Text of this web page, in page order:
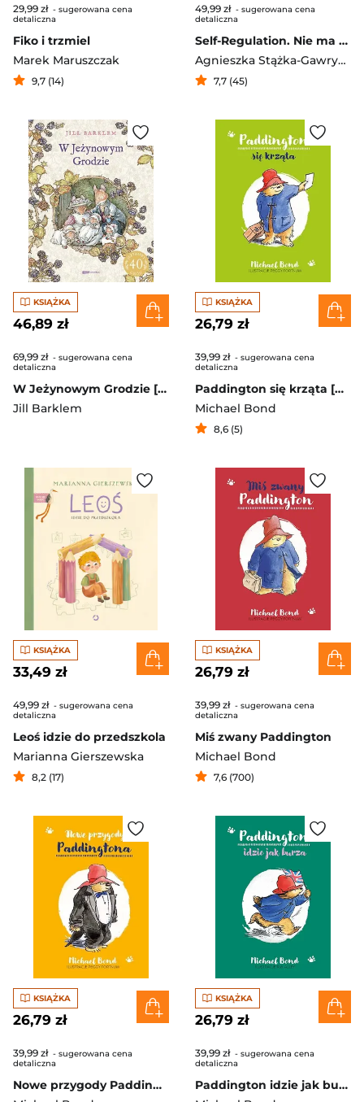
29,99 zł - sugerowana cena
detaliczna
Fiko i trzmiel
Marek Maruszczak
9,7 (14)
49,99 zł - sugerowana cena
detaliczna
Self-Regulation. Nie ma niegrzecznych dzieci
Agnieszka Stążka-Gawrysiak
7,7 (45)
KSIĄŻKA
46,89 zł
69,99 zł - sugerowana cena
detaliczna
W Jeżynowym Grodzie [wznowienie 2022]
Jill Barklem
KSIĄŻKA
26,79 zł
39,99 zł - sugerowana cena
detaliczna
Paddington się krząta [wznowienie 2022]
Michael Bond
8,6 (5)
KSIĄŻKA
33,49 zł
49,99 zł - sugerowana cena
detaliczna
Leoś idzie do przedszkola
Marianna Gierszewska
8,2 (17)
KSIĄŻKA
26,79 zł
39,99 zł - sugerowana cena
detaliczna
Miś zwany Paddington
Michael Bond
7,6 (700)
KSIĄŻKA
26,79 zł
39,99 zł - sugerowana cena
detaliczna
Nowe przygody Paddingtona
KSIĄŻKA
26,79 zł
39,99 zł - sugerowana cena
detaliczna
Paddington idzie jak burza